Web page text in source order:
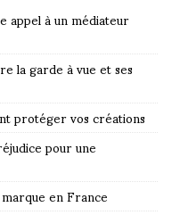
à un médiateur
la garde à vue et ses
protéger vos créations
pour une
en France